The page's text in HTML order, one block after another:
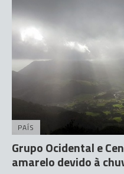
PAÍS
Grupo Ocidental e
amarelo devido à